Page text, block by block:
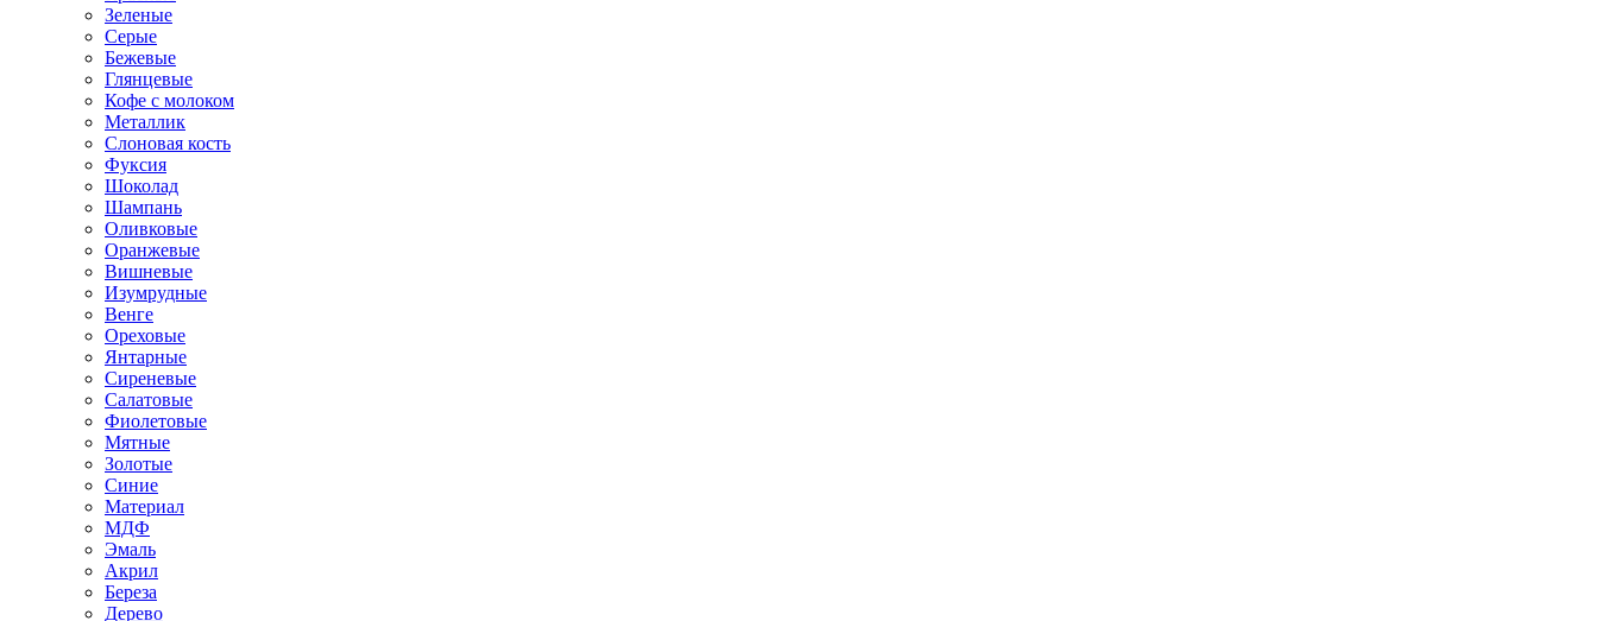
Зеленые
Серые
Бежевые
Глянцевые
Кофе с молоком
Металлик
Слоновая кость
Фуксия
Шоколад
Шампань
Оливковые
Оранжевые
Вишневые
Изумрудные
Венге
Ореховые
Янтарные
Сиреневые
Салатовые
Фиолетовые
Мятные
Золотые
Синие
Материал
МДФ
Эмаль
Акрил
Береза
Дерево